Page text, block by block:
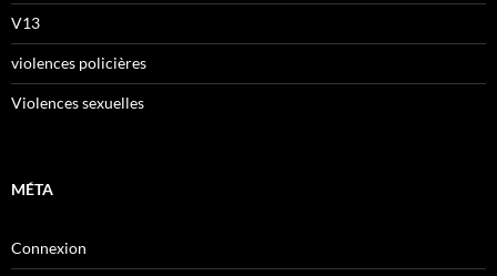
V13
violences policières
Violences sexuelles
MÉTA
Connexion